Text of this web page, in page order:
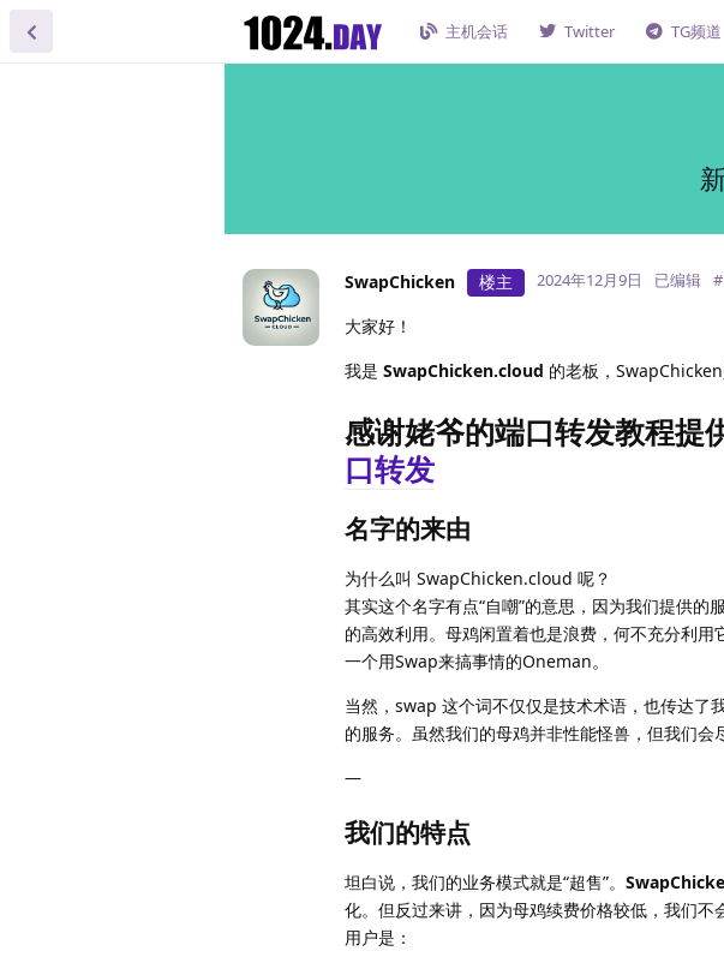
主机会话 Twitter TG频道
SwapChicken 楼主 2024年12月9日 已编辑 #
大家好！
我是 SwapChicken.cloud 的老板，
感谢姥爷的端口转发教程提
口转发
名字的来由
为什么叫 SwapChicken.cloud 呢？
其实这个名字有点“自嘲”的意思，因为我们提供
的高效利用。母鸡闲置着也是浪费，何不充分利
一个用Swap来搞事情的Oneman。
当然，swap 这个词不仅仅是技术术语，也传达了
的服务。虽然我们的母鸡并非性能怪兽，但我们会
—
我们的特点
坦白说，我们的业务模式就是“超售”。
化。但反过来讲，因为母鸡续费价格较低，我们
用户是：